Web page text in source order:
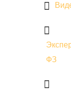
ФЗ